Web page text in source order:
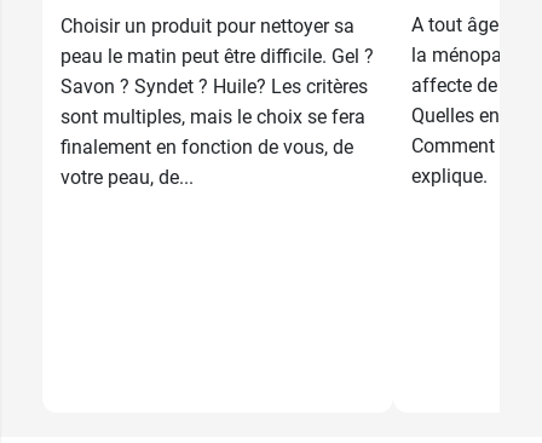
Choisir un produit pour nettoyer sa
peau le matin peut être difficile. Gel ?
Savon ? Syndet ? Huile? Les critères
sont multiples, mais le choix se fera
finalement en fonction de vous, de
votre peau, de...
A tout âge de
la
affecte de
Quelles en
Comment y
explique.